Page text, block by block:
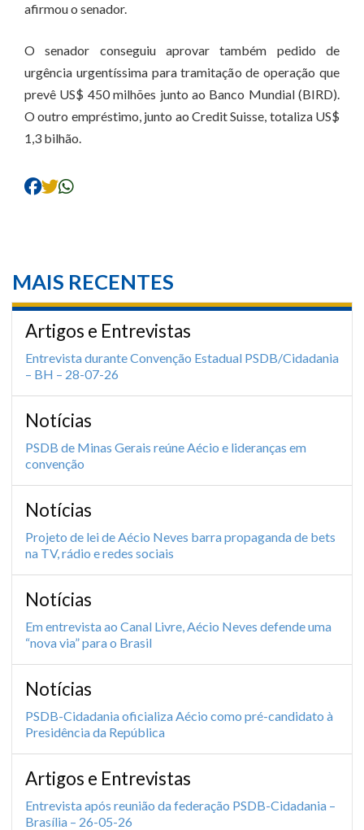
afirmou o senador.
O senador conseguiu aprovar também pedido de
urgência urgentíssima para tramitação de operação que
prevê US$ 450 milhões junto ao Banco Mundial (BIRD).
O outro empréstimo, junto ao Credit Suisse, totaliza US$
1,3 bilhão.
MAIS RECENTES
Artigos e Entrevistas
Entrevista durante Convenção Estadual PSDB/Cidadania
– BH – 28-07-26
Notícias
PSDB de Minas Gerais reúne Aécio e lideranças em
convenção
Notícias
Projeto de lei de Aécio Neves barra propaganda de bets
na TV, rádio e redes sociais
Notícias
Em entrevista ao Canal Livre, Aécio Neves defende uma
“nova via” para o Brasil
Notícias
PSDB-Cidadania oficializa Aécio como pré-candidato à
Presidência da República
Artigos e Entrevistas
Entrevista após reunião da federação PSDB-Cidadania –
Brasília – 26-05-26